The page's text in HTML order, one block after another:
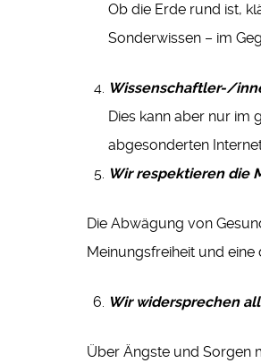
Ob die Erde rund ist,
Sonderwissen – im
Wissenschaftler-/
Dies kann aber nur im
abgesonderten
Wir respektieren die
Die Abwägung von
Meinungsfreiheit und
Wir widersprechen
Über Ängste und Sorgen